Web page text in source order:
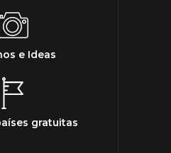
e Ideas
gratuitas